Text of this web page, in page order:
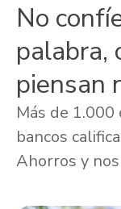
No
palabra,
piensan
Más de
bancos
Ahorros y